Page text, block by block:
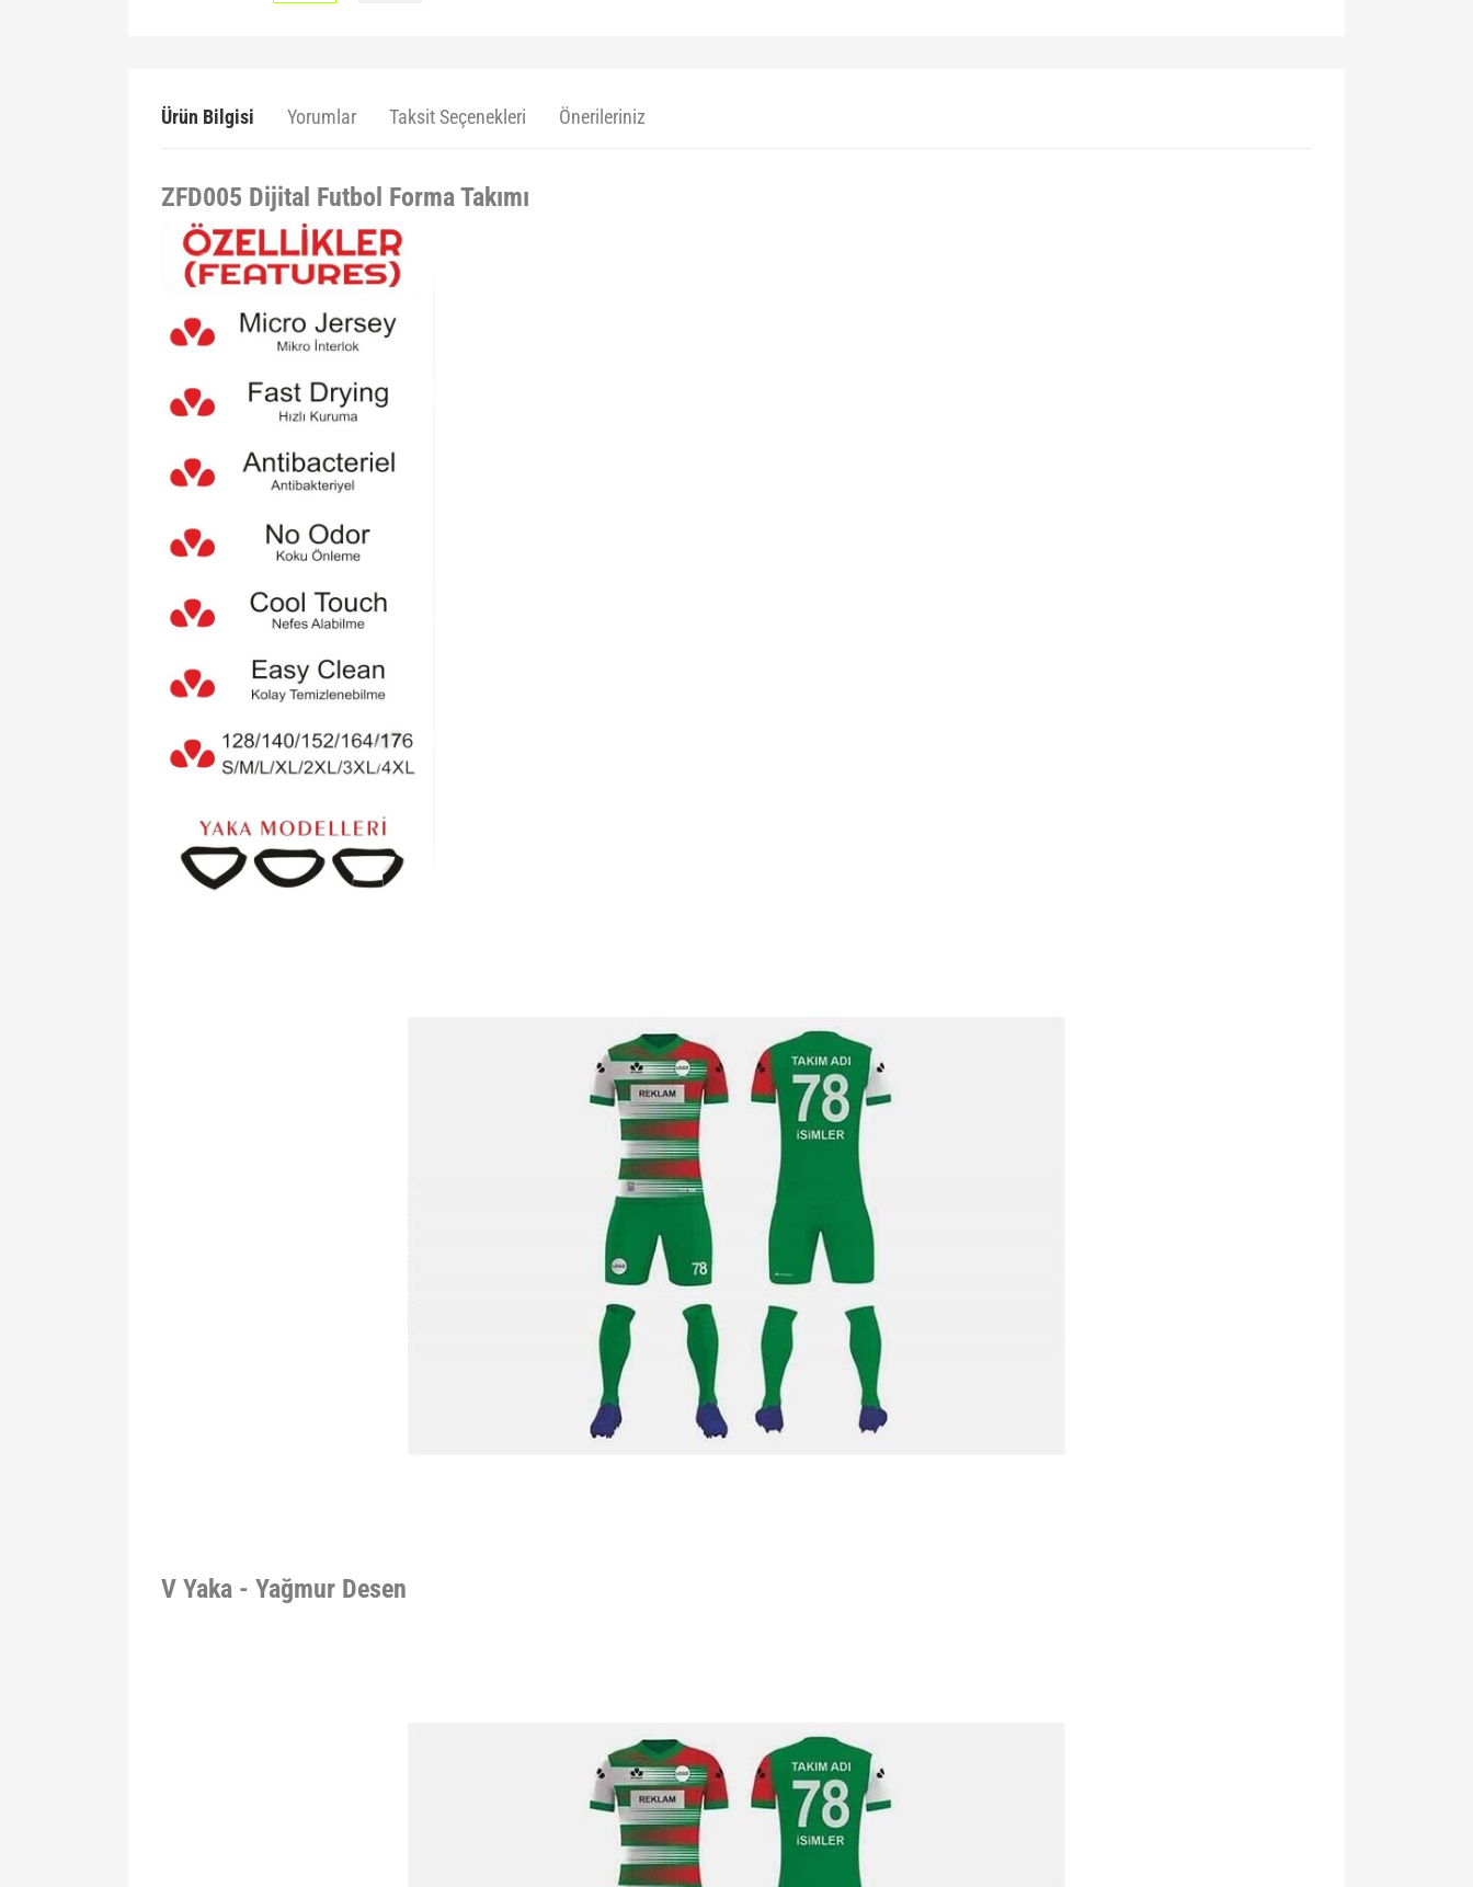
Ürün Bilgisi Yorumlar Taksit Seçenekleri Önerileriniz
ZFD005 Dijital Futbol Forma Takımı
V Yaka - Yağmur Desen